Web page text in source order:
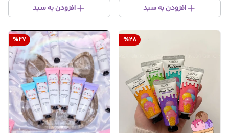
افزودن به سبد افزودن به سبد
%28
%27